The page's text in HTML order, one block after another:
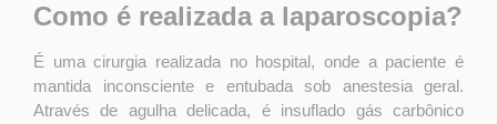
Como é realizada a laparoscopia?
É uma cirurgia realizada no hospital, onde a paciente é
mantida inconsciente e entubada sob anestesia geral.
Através de agulha delicada, é insuflado gás carbônico